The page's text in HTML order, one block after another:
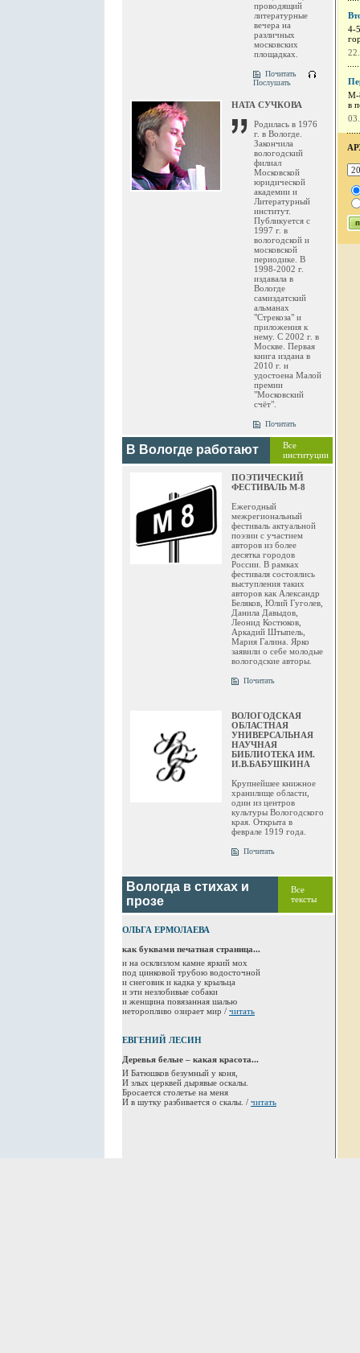
проводящий
литературные
вечера на
различных
московских
площадках.
Почитать
Послушать
НАТА СУЧКОВА
Родилась в 1976
г. в Вологде.
Закончила
вологодский
филиал
Московской
юридической
академии и
Литературный
институт.
Публикуется с
1997 г. в
вологодской и
московской
периодике. В
1998-2002 г.
издавала в
Вологде
самиздатский
альманах
"Стрекоза" и
приложения к
нему. С 2002 г. в
Москве. Первая
книга издана в
2010 г. и
удостоена Малой
премии
"Московский
счёт".
Почитать
В Вологде работают
Все
институции
ПОЭТИЧЕСКИЙ
ФЕСТИВАЛЬ М-8
Ежегодный
межрегиональный
фестиваль актуальной
поэзии с участием
авторов из более
десятка городов
России. В рамках
фестиваля состоялись
выступления таких
авторов как Александр
Беляков, Юлий Гуголев,
Данила Давыдов,
Леонид Костюков,
Аркадий Штыпель,
Мария Галина. Ярко
заявили о себе молодые
вологодские авторы.
Почитать
ВОЛОГОДСКАЯ
ОБЛАСТНАЯ
УНИВЕРСАЛЬНАЯ
НАУЧНАЯ
БИБЛИОТЕКА ИМ.
И.В.БАБУШКИНА
Крупнейшее книжное
хранилище области,
один из центров
культуры Вологодского
края. Открыта в
феврале 1919 года.
Почитать
Вологда в стихах и
прозе
Все
тексты
ОЛЬГА ЕРМОЛАЕВА
как буквами печатная страница...
и на осклизлом камне яркий мох
под цинковой трубою водосточной
и снеговик и кадка у крыльца
и эти незлобивые собаки
и женщина повязанная шалью
неторопливо озирает мир / читать
ЕВГЕНИЙ ЛЕСИН
Деревья белые – какая красота...
И Батюшков безумный у коня,
И злых церквей дырявые оскалы.
Бросается столетье на меня
И в шутку разбивается о скалы. / читать
4-
М-
в